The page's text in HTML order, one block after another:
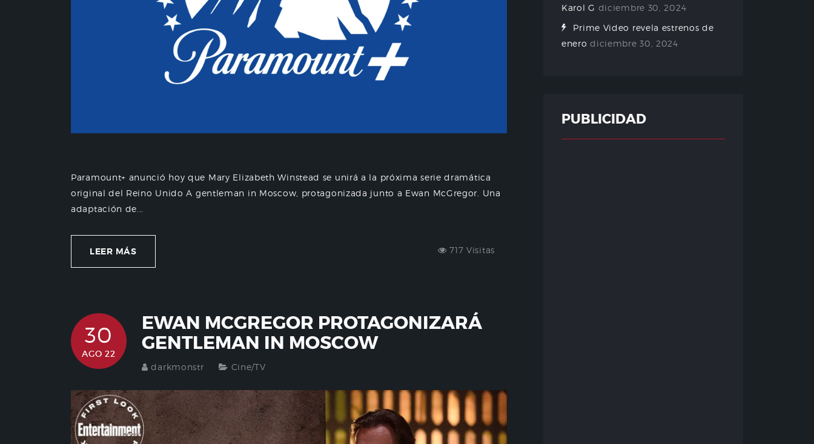
Paramount+ anunció hoy que Mary Elizabeth Winstead se unirá a la próxima serie dramática
original del Reino Unido A gentleman in Moscow, protagonizada junto a Ewan McGregor. Una
adaptación de...
LEER MÁS 717 Visitas
30
AGO 22
EWAN MCGREGOR PROTAGONIZARÁ
GENTLEMAN IN MOSCOW
darkmonstr Cine/TV
Karol G diciembre 30, 2024
Prime Video revela estrenos de
enero diciembre 30, 2024
PUBLICIDAD